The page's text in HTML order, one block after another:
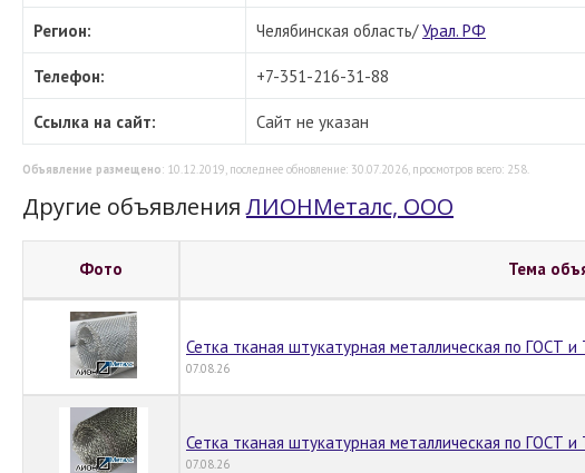
Регион: Челябинская область/Урал. РФ
Телефон: +7-351-216-31-88
Ссылка на сайт: Сайт не указан
Объявление размещено: 10.12.2019, последнее обновление: 30.07.2026, просмотров всего: 258.
Другие объявленияЛИОНМеталс, ООО
Фото Тема
Сетка тканая штукатурная металлическая по ГОСТ
07.08.26
Сетка тканая штукатурная металлическая по ГОСТ
07.08.26